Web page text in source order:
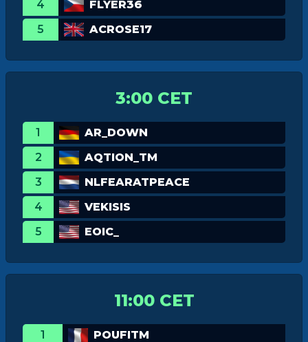
4
FLYER36
5
ACROSE17
3:00 CET
1
AR_DOWN
2
AQTION_TM
3
NLFEARATPEACE
4
VEKISIS
5
EOIC_
11:00 CET
1
POUFITM